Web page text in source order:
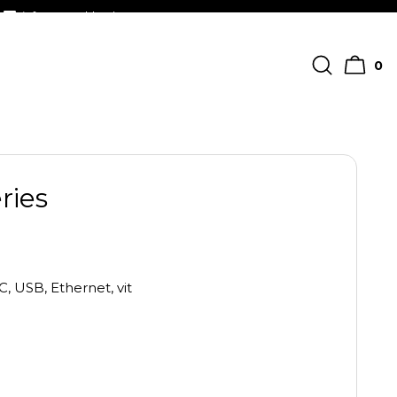
info@streckkodscenter.se
0
USB, Ethernet, vit